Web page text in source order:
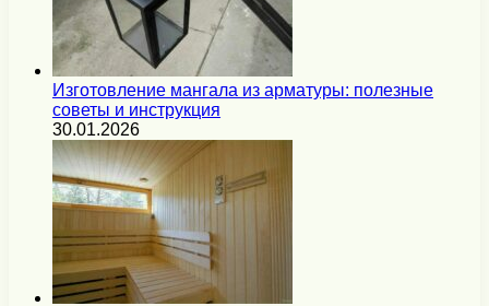
Изготовление мангала из арматуры: полезные
советы и инструкция
30.01.2026